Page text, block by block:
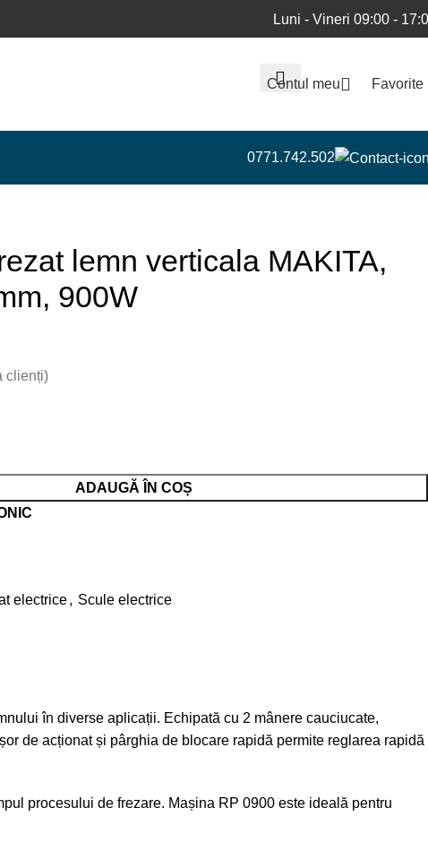
Luni - Vineri 09:00 -
Contul meu Favorite
0771.742.502
lemn verticala MAKITA,
900W
clienți)
ADAUGĂ ÎN COȘ
electrice, Scule electrice
în diverse aplicații. Echipată cu 2 mânere cauciucate,
de acționat și pârghia de blocare rapidă permite reglarea rapidă
procesului de frezare. Mașina RP 0900 este ideală pentru